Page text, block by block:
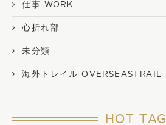
仕事 WORK
心折れ部
未分類
海外トレイル OVERSEASTRAIL
HOT TAG